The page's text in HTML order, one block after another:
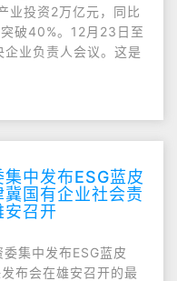
业投资2万亿元，同比
破40%。12月23日至
业负责人会议。这是
中发布ESG蓝皮
国有企业社会责
安召开
集中发布ESG蓝皮
布会在雄安召开的最